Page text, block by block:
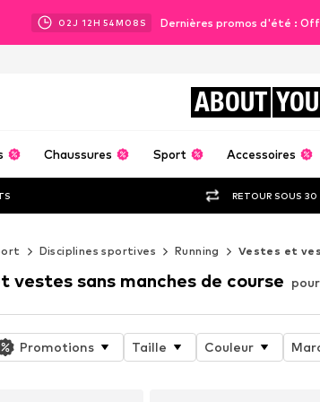
02J 12H 54M 06 S Dernières promos d'été :
ABOUT YOU
Chaussures Sport Accessoires
RETOUR SOUS 30
Disciplines sportives Running Vestes et
vestes sans manches de course
Promotions Taille Couleur